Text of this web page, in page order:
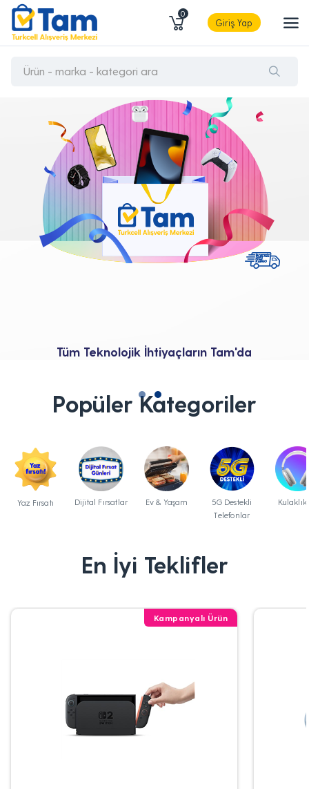
0
Giriş Yap
Tüm Teknolojik İhtiyaçların Tam'da
Popüler Kategoriler
Yaz Fırsatı Dijital Fırsatlar Ev & Yaşam
5G Destekli
Telefonlar
En İyi Teklifler
Kampanyalı Ürün